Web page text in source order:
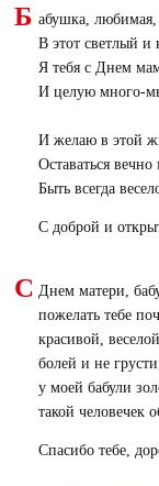
Б абушка, любимая,
В этот светлый и
Я тебя с Днем
И целую много-
И желаю в этой
Оставаться
Быть всегда
С доброй и
С Днем матери,
пожелать тебе
красивой,
болей и не
у моей бабули
такой человечек
Спасибо тебе,